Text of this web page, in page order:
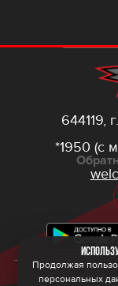
644119,
*1950 (с
©
Продолжая
персональных